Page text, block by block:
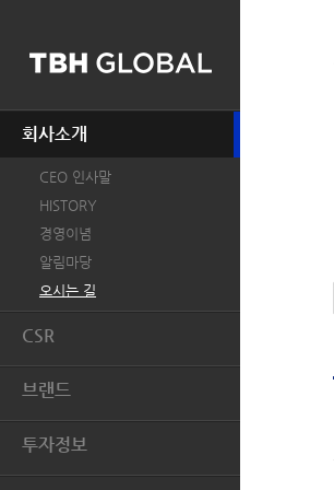
회사소개
CEO 인사말
HISTORY
경영이념
알림마당
오시는 길
CSR
개요
환경
브랜드
BASIC HOUSE
투자정보